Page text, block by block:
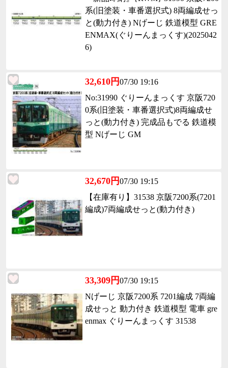
系(旧塗装・車番選択式) 8両編成せっ
と(動力付き) Nげーじ 鉄道模型 GRE
ENMAX(ぐりーんまっくす)(2025042
6)
32,610円07/30 19:16
No:31990 ぐりーんまっくす 京阪720
0系(旧塗装・車番選択式)8両編成せ
っと(動力付き) 完成品もでる 鉄道模
型 Nげーじ GM
32,670円07/30 19:15
【在庫有り】31538 京阪7200系(7201
編成)7両編成せっと(動力付き)
33,309円07/30 19:15
Nげーじ 京阪7200系 7201編成 7両編
成せっと 動力付き 鉄道模型 電車 gre
enmax ぐりーんまっくす 31538